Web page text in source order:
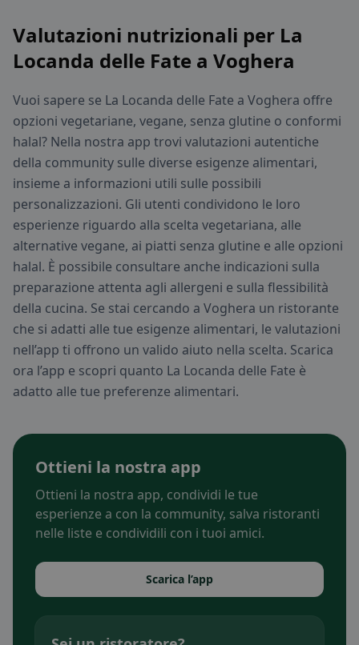
Valutazioni nutrizionali per La
Locanda delle Fate a Voghera
Vuoi sapere se La Locanda delle Fate a Voghera offre
opzioni vegetariane, vegane, senza glutine o conformi
halal? Nella nostra app trovi valutazioni autentiche
della community sulle diverse esigenze alimentari,
insieme a informazioni utili sulle possibili
personalizzazioni. Gli utenti condividono le loro
esperienze riguardo alla scelta vegetariana, alle
alternative vegane, ai piatti senza glutine e alle opzioni
halal. È possibile consultare anche indicazioni sulla
preparazione attenta agli allergeni e sulla flessibilità
della cucina. Se stai cercando a Voghera un ristorante
che si adatti alle tue esigenze alimentari, le valutazioni
nell’app ti offrono un valido aiuto nella scelta. Scarica
ora l’app e scopri quanto La Locanda delle Fate è
adatto alle tue preferenze alimentari.
Ottieni la nostra app
Ottieni la nostra app, condividi le tue
esperienze a con la community, salva ristoranti
nelle liste e condividili con i tuoi amici.
Scarica l’app